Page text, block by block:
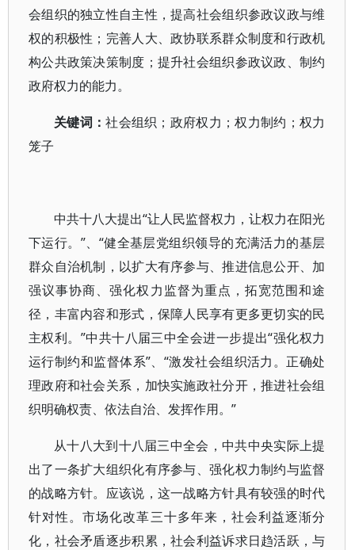
会组织的独立性自主性，提高社会组织参政议政与维
权的积极性；完善人大、政协联系群众制度和行政机
构公共政策决策制度；提升社会组织参政议政、制约
政府权力的能力。
关键词：社会组织；政府权力；权力制约；权力
笼子
中共十八大提出“让人民监督权力，让权力在阳光
下运行。”、“健全基层党组织领导的充满活力的基层
群众自治机制，以扩大有序参与、推进信息公开、加
强议事协商、强化权力监督为重点，拓宽范围和途
径，丰富内容和形式，保障人民享有更多更切实的民
主权利。”中共十八届三中全会进一步提出“强化权力
运行制约和监督体系”、“激发社会组织活力。正确处
理政府和社会关系，加快实施政社分开，推进社会组
织明确权责、依法自治、发挥作用。”
从十八大到十八届三中全会，中共中央实际上提
出了一条扩大组织化有序参与、强化权力制约与监督
的战略方针。应该说，这一战略方针具有较强的时代
针对性。市场化改革三十多年来，社会利益逐渐分
化，社会矛盾逐步积累，社会利益诉求日趋活跃，与